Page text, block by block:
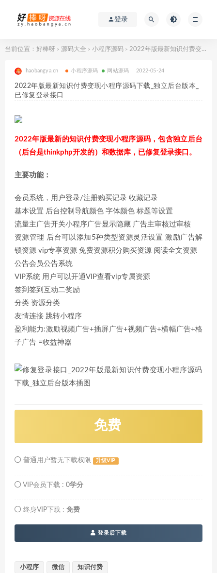
登录
当前位置： 好棒呀 > 源码大全 > 小程序源码 > 2022年版最新知识付费变现小程序源码下载_独立后台版本_已修复登录接口
haobangya.cn 小程序源码 网站源码 2022-05-24
2022年版最新知识付费变现小程序源码下载_独立后台版本_
已修复登录接口
2022年版最新的知识付费变现小程序源码，包含独立后台
（后台是thinkphp开发的）和数据库，已修复登录接口。
主要功能：
会员系统，用户登录/注册购买记录 收藏记录
基本设置 后台控制导航颜色 字体颜色 标题等设置
流量主广告开关小程序广告显示隐藏 广告主审核过审核
资源管理 后台可以添加5种类型资源灵活设置 激励广告解
锁资源 vip专享资源 免费资源积分购买资源 阅读全文资源
公告会员公告系统
VIP系统 用户可以开通VIP查看vip专属资源
签到签到互动二奖励
分类 资源分类
友情连接 跳转小程序
盈利能力:激励视频广告+插屏广告+视频广告+横幅广告+格
子广告 =收益神器
免费
普通用户暂无下载权限 升级VIP
VIP会员下载 : 0学分
终身VIP下载 : 免费
登录后下载
小程序 微信 知识付费